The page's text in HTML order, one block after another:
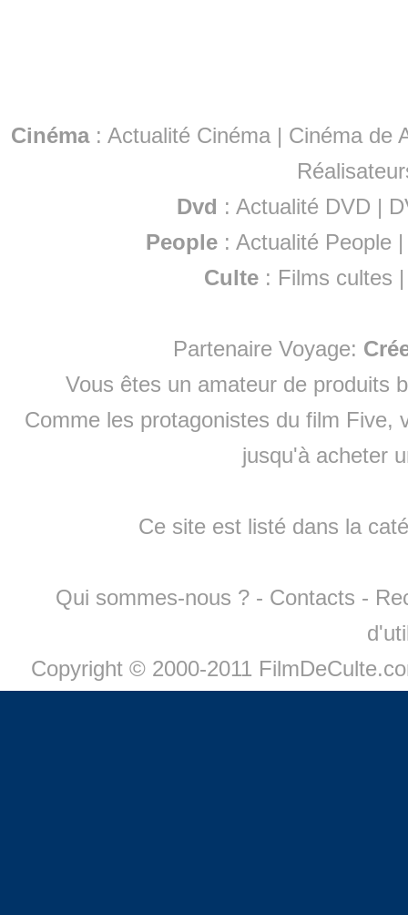
Cinéma: Actualité Cinéma | Cinéma de
Dvd : Actualité DVD |
People :Actualité People
Culte : Films cultes
Partenaire Voyage:
Vous êtes un amateur de produits
Comme les protagonistes du film Five,
jusqu'à acheter
Ce site est listé dans la
Qui sommes-nous ? - Contacts -
Copyright © 2000-2011